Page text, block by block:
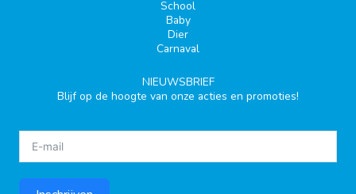
School
Baby
Dier
Carnaval
NIEUWSBRIEF
Blijf op de hoogte van onze acties en promoties!